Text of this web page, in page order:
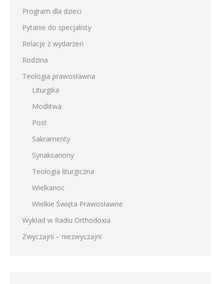
Program dla dzieci
Pytanie do specjalisty
Relacje z wydarzeń
Rodzina
Teologia prawosławna
Liturgika
Modlitwa
Post
Sakramenty
Synaksariony
Teologia liturgiczna
Wielkanoc
Wielkie Święta Prawosławne
Wykład w Radiu Orthodoxia
Zwyczajni – niezwyczajni